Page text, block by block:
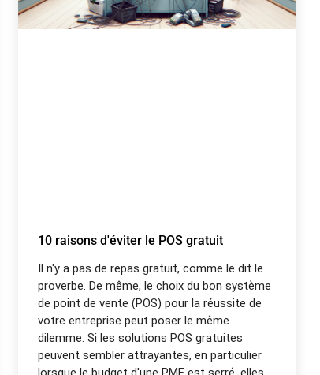
10 raisons d'éviter le POS gratuit
Il n'y a pas de repas gratuit, comme le dit le
proverbe. De même, le choix du bon système
de point de vente (POS) pour la réussite de
votre entreprise peut poser le même
dilemme. Si les solutions POS gratuites
peuvent sembler attrayantes, en particulier